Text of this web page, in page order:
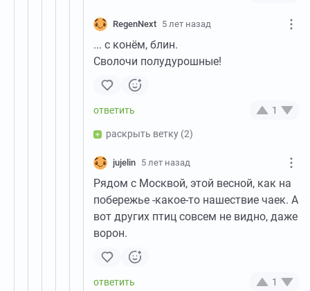
RegenNext 5 лет назад
... с конём, блин.
Сволочи полудурошные!
1
раскрыть ветку (2)
jujelin 5 лет назад
Рядом с Москвой, этой весной, как на
побережье -какое-то нашествие чаек. А
вот других птиц совсем не видно, даже
ворон.
1